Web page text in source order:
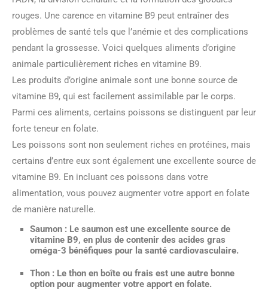
rouges. Une carence en vitamine B9 peut entraîner des
problèmes de santé tels que l’anémie et des complications
pendant la grossesse. Voici quelques aliments d’origine
animale particulièrement riches en vitamine B9.
Les produits d’origine animale sont une bonne source de
vitamine B9, qui est facilement assimilable par le corps.
Parmi ces aliments, certains poissons se distinguent par leur
forte teneur en folate.
Les poissons sont non seulement riches en protéines, mais
certains d’entre eux sont également une excellente source de
vitamine B9. En incluant ces poissons dans votre
alimentation, vous pouvez augmenter votre apport en folate
de manière naturelle.
Saumon : Le saumon est une excellente source de
vitamine B9, en plus de contenir des acides gras
oméga-3 bénéfiques pour la santé cardiovasculaire.
Thon : Le thon en boîte ou frais est une autre bonne
option pour augmenter votre apport en folate.